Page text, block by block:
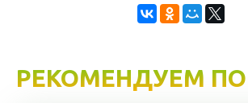
РЕКОМЕНДУЕМ